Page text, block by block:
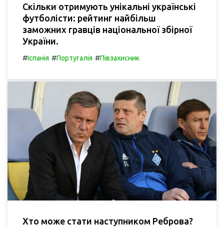
Скільки отримують унікальні українські
футболісти: рейтинг найбільш
заможних гравців національної збірної
України.
#Іспанія #Португалія #Півзахисник
Хто може стати наступником Реброва?